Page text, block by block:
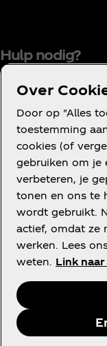
Hulp nodig?
Mededinging
Cookie-
Facebook
Over
Door op "Alles
toestemming
cookies (of
gebruiken om je
verbeteren, je
tonen en ons te
wordt gebruikt.
actief, omdat ze
werken. Lees
weten. Link